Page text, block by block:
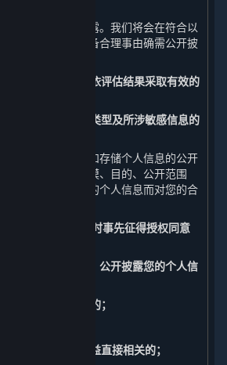
不会被我们公开披露。我们将会在符合以
法律法规授权或具备合理事由确需公开披
安全影响评估，并依评估结果采取有效的
个人信息的目的、类型及所涉敏感信息的
，我们将准确记录和存储个人信息的公开
开披露的日期、规模、目的、公开范围
承担因公开披露您的个人信息而对您的合
公开披露个人信息时事先征得授权同意
，我们共享、转让、公开披露您的个人信
规定的义务相关的；
生、重大公共利益直接相关的；